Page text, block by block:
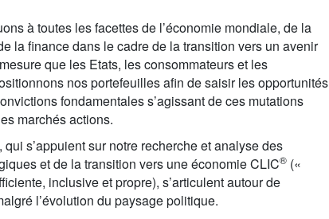
à toutes les facettes de l’économie mondiale, de la
la finance dans le cadre de la transition vers un avenir
que les Etats, les consommateurs et les
nos portefeuilles afin de saisir les opportunités
fondamentales s’agissant de ces mutations
marchés actions.
s’appuient sur notre recherche et analyse des
et de la transition vers une économie CLIC® («
inclusive et propre), s’articulent autour de
l’évolution du paysage politique.